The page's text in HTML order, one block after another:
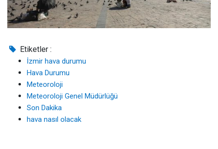
Etiketler :
İzmir hava durumu
Hava Durumu
Meteoroloji
Meteoroloji Genel Müdürlüğü
Son Dakika
hava nasıl olacak